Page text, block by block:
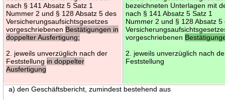
nach § 141 Absatz 5 Satz 1
Nummer 2 und § 128 Absatz 5 des
Versicherungsaufsichtsgesetzes
vorgeschriebenen Bestätigungen in
doppelter Ausfertigung;
2. jeweils unverzüglich nach der
Feststellung in doppelter
Ausfertigung
bezeichneten Unterlagen mit
nach § 141 Absatz 5 Satz 1
Nummer 2 und § 128 Absatz 5
vorgeschriebenen
2. jeweils unverzüglich nach
Feststellung
a) den Geschäftsbericht, zumindest bestehend aus